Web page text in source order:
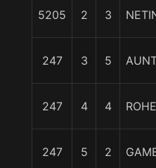
5205 2 3
247 3 5
247 4 4
247 5 2